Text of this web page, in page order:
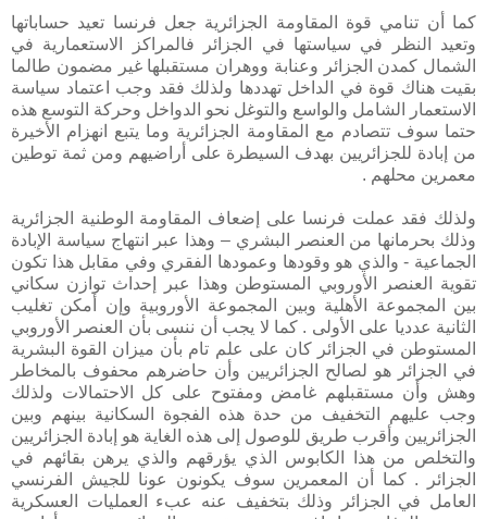
كما أن تنامي قوة المقاومة الجزائرية جعل فرنسا تعيد حساباتها
وتعيد النظر في سياستها في الجزائر فالمراكز الاستعمارية في
الشمال كمدن الجزائر وعنابة ووهران مستقبلها غير مضمون طالما
بقيت هناك قوة في الداخل تهددها ولذلك فقد وجب اعتماد سياسة
الاستعمار الشامل والواسع والتوغل نحو الدواخل وحركة التوسع هذه
حتما سوف تتصادم مع المقاومة الجزائرية وما يتبع انهزام الأخيرة
من إبادة للجزائريين بهدف السيطرة على أراضيهم ومن ثمة توطين
معمرين محلهم .
ولذلك فقد عملت فرنسا على إضعاف المقاومة الوطنية الجزائرية
وذلك بحرمانها من العنصر البشري – وهذا عبر انتهاج سياسة الإبادة
الجماعية - والذي هو وقودها وعمودها الفقري وفي مقابل هذا تكون
تقوية العنصر الأوروبي المستوطن وهذا عبر إحداث توازن سكاني
بين المجموعة الأهلية وبين المجموعة الأوروبية وإن أمكن تغليب
الثانية عدديا على الأولى . كما لا يجب أن ننسى بأن العنصر الأوروبي
المستوطن في الجزائر كان على علم تام بأن ميزان القوة البشرية
في الجزائر هو لصالح الجزائريين وأن حاضرهم محفوف بالمخاطر
وهش وأن مستقبلهم غامض ومفتوح على كل الاحتمالات ولذلك
وجب عليهم التخفيف من حدة هذه الفجوة السكانية بينهم وبين
الجزائريين وأقرب طريق للوصول إلى هذه الغاية هو إبادة الجزائريين
والتخلص من هذا الكابوس الذي يؤرقهم والذي يرهن بقائهم في
الجزائر . كما أن المعمرين سوف يكونون عونا للجيش الفرنسي
العامل في الجزائر وذلك بتخفيف عنه عبء العمليات العسكرية